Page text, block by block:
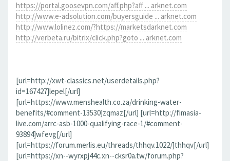
https://portal.goosevpn.com/aff.php?aff ... arknet.com
http://www.e-adsolution.com/buyersguide ... arknet.com
http://www.lolinez.com/?https://marketsdarknet.com
http://verbeta.ru/bitrix/click.php?goto ... arknet.com
[url=http://xwt-classics.net/userdetails.php?
id=167427]lepel[/url]
[url=https://www.menshealth.co.za/drinking-water-
benefits/#comment-13530]zqmaz[/url] [url=http://fimasia-
live.com/arrc-asb-1000-qualifying-race-1/#comment-
93894]wfevg[/url]
[url=https://forum.merlis.eu/threads/thhqv.1022/]thhqv[/url]
[url=https://xn--wyrxpj44c.xn--cksr0a.tw/forum.php?